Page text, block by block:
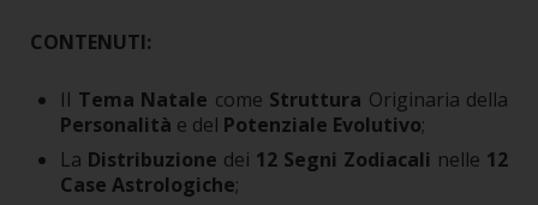
CONTENUTI:
Il Tema Natale come Struttura Originaria della
Personalità e del Potenziale Evolutivo;
La Distribuzione dei 12 Segni Zodiacali nelle 12
Case Astrologiche;